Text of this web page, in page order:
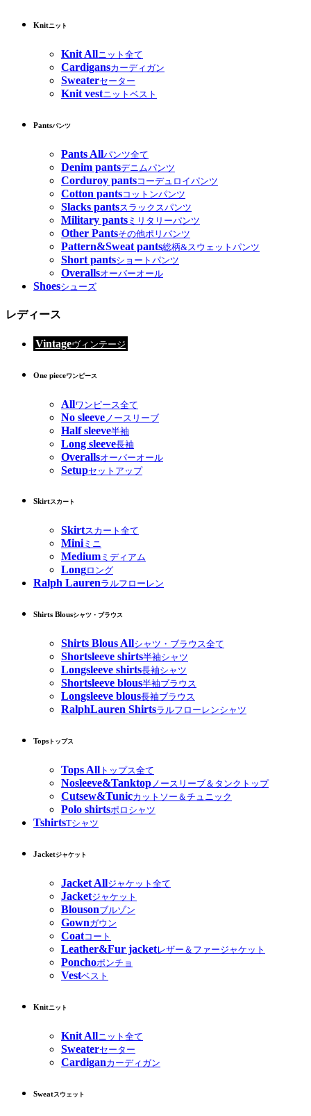
Knitニット
Knit Allニット全て
Cardigansカーディガン
Sweaterセーター
Knit vestニットベスト
Pantsパンツ
Pants Allパンツ全て
Denim pantsデニムパンツ
Corduroy pantsコーデュロイパンツ
Cotton pantsコットンパンツ
Slacks pantsスラックスパンツ
Military pants ミリタリーパンツ
Other Pantsその他ポリパンツ
Pattern&Sweat pants総柄&スウェットパンツ
Short pantsショートパンツ
Overallsオーバーオール
Shoesシューズ
レディース
Vintageヴィンテージ
One pieceワンピース
Allワンピース全て
No sleeve ノースリーブ
Half sleeve半袖
Long sleeve長袖
Overallsオーバーオール
Setupセットアップ
Skirtスカート
Skirtスカート全て
Miniミニ
Medium ミディアム
Longロング
Ralph Laurenラルフローレン
Shirts Blousシャツ・ブラウス
Shirts Blous Allシャツ・ブラウス全て
Shortsleeve shirts半袖シャツ
Longsleeve shirts長袖シャツ
Shortsleeve blous半袖ブラウス
Longsleeve blous長袖ブラウス
RalphLauren Shirtsラルフローレンシャツ
Tops トップス
Tops All トップス全て
Nosleeve&Tanktopノースリーブ＆タンクトップ
Cutsew&Tunicカットソー＆チュニック
Polo shirtsポロシャツ
TshirtsTシャツ
Jacketジャケット
Jacket Allジャケット全て
Jacketジャケット
Blousonブルゾン
Gownガウン
Coatコート
Leather&Fur jacketレザー＆ファージャケット
Ponchoポンチョ
Vestベスト
Knitニット
Knit Allニット全て
Sweaterセーター
Cardiganカーディガン
Sweatスウェット